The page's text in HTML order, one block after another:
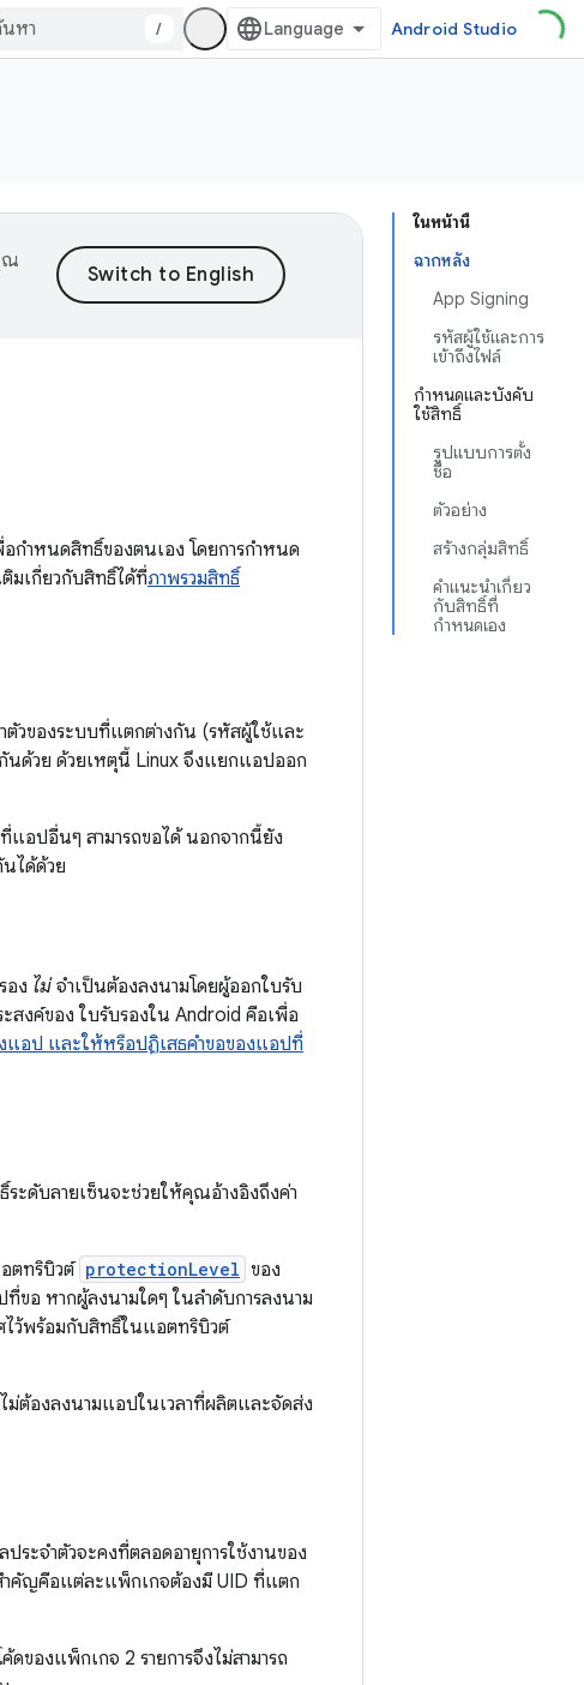
/ Android Studio
ในหน้านี้
ฉากหลัง
App Signing
รหัสผู้ใช้และการ
เข้าถึงไฟล์
กำหนดและบังคับ
ใช้สิทธิ์
รูปแบบการตั้ง
ชื่อ
ตัวอย่าง
สร้างกลุ่มสิทธิ์
คำแนะนำเกี่ยว
กับสิทธิ์ที่
กำหนดเอง
ณ
กำหนดสิทธิ์ของตนเอง โดยการกำหนด
มเกี่ยวกับสิทธิ์ได้ที่ภาพรวมสิทธิ์
วของระบบที่แตกต่างกัน (รหัสผู้ใช้และ
นด้วย ด้วยเหตุนี้ Linux จึงแยกแอปออก
แอปอื่นๆ สามารถขอได้ นอกจากนี้ยัง
ได้ด้วย
อง ไม่ จำเป็นต้องลงนามโดยผู้ออกใบรับ
สงค์ของ ใบรับรองใน Android คือเพื่อ
แอป และให้หรือปฏิเสธคำขอของแอปที่
ระดับลายเซ็นจะช่วยให้คุณอ้างอิงถึงค่า
ตทริบิวต์ protectionLevel ของ
ขอ หากผู้ลงนามใดๆ ในลำดับการลงนาม
ไว้พร้อมกับสิทธิ์ในแอตทริบิวต์
ต้องลงนามแอปในเวลาที่ผลิตและจัดส่ง
ะจำตัวจะคงที่ตลอดอายุการใช้งานของ
คัญคือแต่ละแพ็กเกจต้องมี UID ที่แตก
ของแพ็กเกจ 2 รายการจึงไม่สามารถ